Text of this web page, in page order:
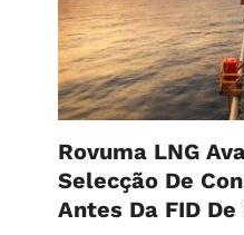
Rovuma LNG
Selecção De
Antes Da FID De